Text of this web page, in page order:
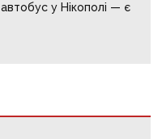
у Нікополі — є